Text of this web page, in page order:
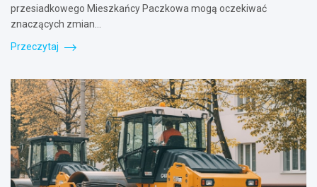
przesiadkowego Mieszkańcy Paczkowa mogą oczekiwać
znaczących zmian…
Przeczytaj